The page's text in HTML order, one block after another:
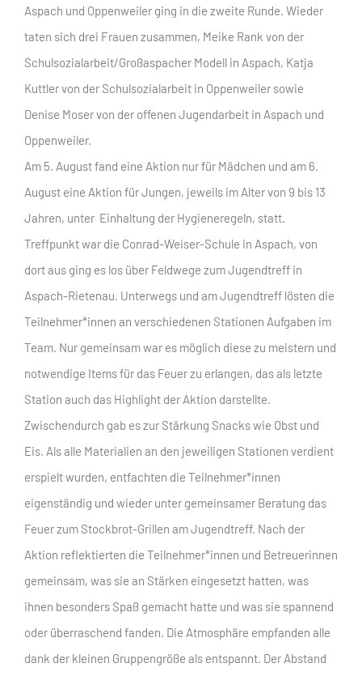
Aspach und Oppenweiler ging in die zweite Runde. Wieder
taten sich drei Frauen zusammen, Meike Rank von der
Schulsozialarbeit/Großaspacher Modell in Aspach, Katja
Kuttler von der Schulsozialarbeit in Oppenweiler sowie
Denise Moser von der offenen Jugendarbeit in Aspach und
Oppenweiler.
Am 5. August fand eine Aktion nur für Mädchen und am 6.
August eine Aktion für Jungen, jeweils im Alter von 9 bis 13
Jahren, unter Einhaltung der Hygieneregeln, statt.
Treffpunkt war die Conrad-Weiser-Schule in Aspach, von
dort aus ging es los über Feldwege zum Jugendtreff in
Aspach-Rietenau. Unterwegs und am Jugendtreff lösten die
Teilnehmer*innen an verschiedenen Stationen Aufgaben im
Team. Nur gemeinsam war es möglich diese zu meistern und
notwendige Items für das Feuer zu erlangen, das als letzte
Station auch das Highlight der Aktion darstellte.
Zwischendurch gab es zur Stärkung Snacks wie Obst und
Eis. Als alle Materialien an den jeweiligen Stationen verdient
erspielt wurden, entfachten die Teilnehmer*innen
eigenständig und wieder unter gemeinsamer Beratung das
Feuer zum Stockbrot-Grillen am Jugendtreff. Nach der
Aktion reflektierten die Teilnehmer*innen und Betreuerinnen
gemeinsam, was sie an Stärken eingesetzt hatten, was
ihnen besonders Spaß gemacht hatte und was sie spannend
oder überraschend fanden. Die Atmosphäre empfanden alle
dank der kleinen Gruppengröße als entspannt. Der Abstand